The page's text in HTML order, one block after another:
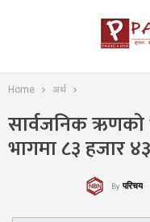
Home अर्थ
सार्वजनिक ऋणको
भागमा ८३ हजार
By परिचय